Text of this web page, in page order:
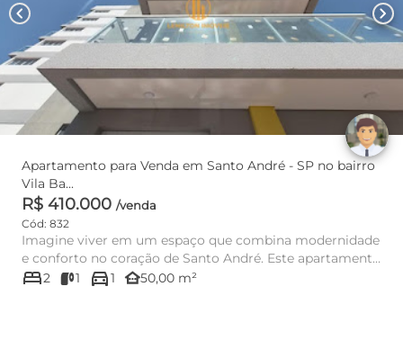
chevron_left chevron_right
Apartamento para Venda em Santo André - SP no bairro
Vila Ba...
R$ 410.000 /venda
Cód: 832
Imagine viver em um espaço que combina modernidade
e conforto no coração de Santo André. Este apartamento
localizado na...
bed2 1 directions_car1 other_houses50,00 m²